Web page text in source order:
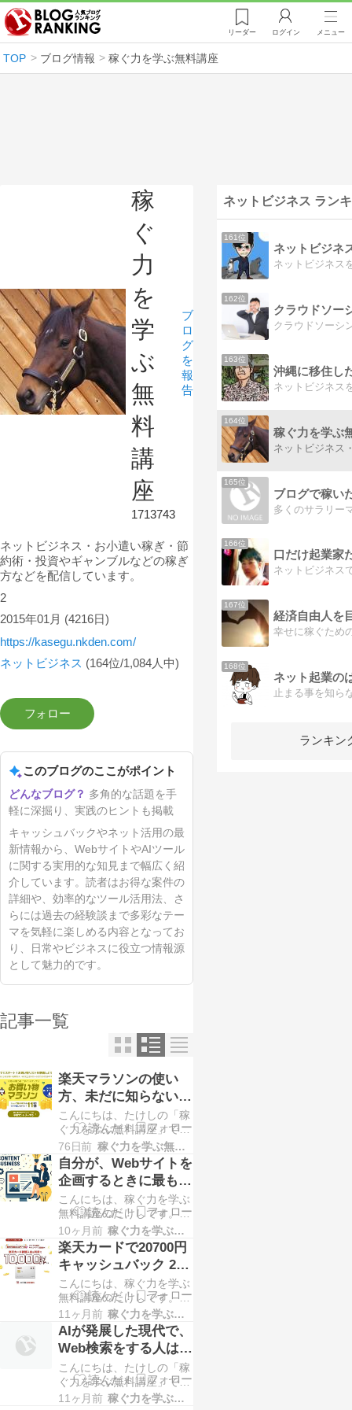
リーダー ログイン メニュー
TOP ブログ情報 稼ぐ力を学ぶ無料講座
稼
ぐ
力
を
学
ぶ
無
料
講
座
1713743
ブ
ロ
グ
を
報
告
ネットビジネス・お小遣い稼ぎ・節
約術・投資やギャンブルなどの稼ぎ
方などを配信しています。
2
2015年01月 (4216日)
https://kasegu.nkden.com/
ネットビジネス (164位/1,084人中)
このブログのここがポイント
多角的な話題を手
軽に深掘り、実践のヒントも掲載
キャッシュバックやネット活用の最
新情報から、WebサイトやAIツール
に関する実用的な知見まで幅広く紹
介しています。読者はお得な案件の
詳細や、効率的なツール活用法、さ
らには過去の経験談まで多彩なテー
マを気軽に楽しめる内容となってお
り、日常やビジネスに役立つ情報源
として魅力的です。
記事一覧
楽天マラソンの使い
方、未だに知らない人
いるらしい
こんにちは、たけしの「稼
ぐ力を学ぶ無料講座」で
す。 明日の5/23から恒例
の楽天マラソンが始まりま
すが、先日、ウチの母親に
楽天マラソンについて話し
たら、仕組みをよく理解で
きてませんでした。 母親
はスマホを使い、Amazon
や楽天で買い物もできるた
め、高齢者の割にはスマホ
を使いこ…
76日前 稼ぐ力を学ぶ無料講座
自分が、Webサイトを
企画するときに最も重
視すること
こんにちは、稼ぐ力を学ぶ
無料講座のたけしです。
自分はビジネスで、何か新
しいものを作るうえで、大
事にしていることが一つあ
ります。 それは、「今あ
るものよりも良いものが作
れるかどうか」がイメージ
できるかどうかです。 例
えば何か新しいWebサイト
を作ろうと思った時、大ま
かな構想を頭…
10ヶ月前 稼ぐ力を学ぶ無料講座
楽天カードで20700円
キャッシュバック 29
日まで
こんにちは、稼ぐ力を学ぶ
無料講座のたけしです。
9/29まで限定、ハピタス経
由の楽天カード発行で最大
20700円キャッシュバック
キャンペーンを行っていま
す。 楽天カード発行のキ
ャッシュバックの中でも最
大級にお得な案件なので、
11ヶ月前 稼ぐ力を学ぶ無料講座
AIが発展した現代で、
Web検索をする人はも
ういない？
こんにちは、たけしの「稼
ぐ力を学ぶ無料講座」で
す。 最近、気になったデ
11ヶ月前 稼ぐ力を学ぶ無料講座
ネットビジネス ラン
161位
ネットビジネ
162位
クラウドソー
163位
164位
稼ぐ力を学ぶ
165位
ブログで稼い
166位
167位
幸せに稼ぐため
168位
ネット起業の
ランキン